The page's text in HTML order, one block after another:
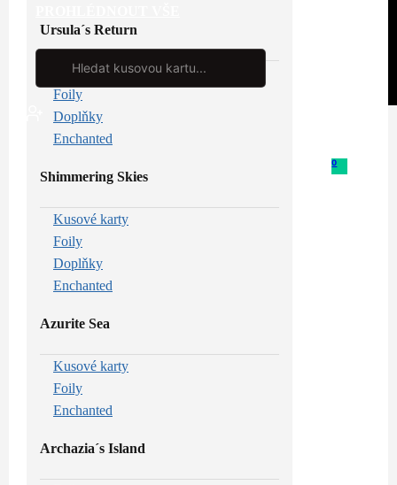
Search
0
Ursula´s Return
Kusové karty
Foily
Doplňky
Enchanted
Shimmering Skies
Kusové karty
Foily
Doplňky
Enchanted
Azurite Sea
Kusové karty
Foily
Enchanted
Archazia´s Island